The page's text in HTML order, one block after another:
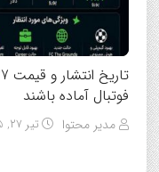
فوتبال آماده باشند
مدیر محتوا تیر ۲۷, ۱۴۰۵